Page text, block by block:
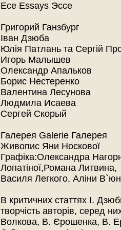
Есе Essays Эссе
Григорий Ганзбург
Іван Дзюба
Юлія Патлань та Сергій
Игорь Малышев
Олександр Апальков
Борис Нестеренко
Валентина Лесунова
Людмила Исаева
Сергей Скорый
Галерея Galerie Галерея
Живопис Яни Носкової
Графіка:Олександра
Лопатіної,Романа Литвина,
Василя Легкого, Аліни
В критичних статтях І.
творчість авторів, серед
Волкова, В. Єрошенка, В.